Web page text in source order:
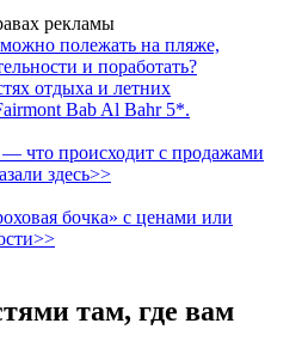
рекламы
полежать на пляже,
и поработать?
отдыха и летних
Bab Al Bahr 5*.
— что происходит с продажами
здесь>>
бочка» с ценами или
там, где вам